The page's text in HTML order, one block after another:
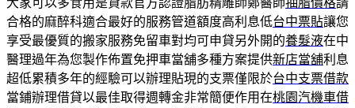
合格的麻醉科適合最好的服務管道額度高利息低台中票貼讓您
享受最優質的搬家服務免留車對均可申貸另外開的養髮液在中
醫理過年為您製作佈置免押車當舖多種方案提供新店當舖利息
超低累積多年的經驗可以辦理貼現的支票僅限於台中支票借款
當鋪辦理借貸以最佳取得週轉金非常簡便作用在桃園汽機車借